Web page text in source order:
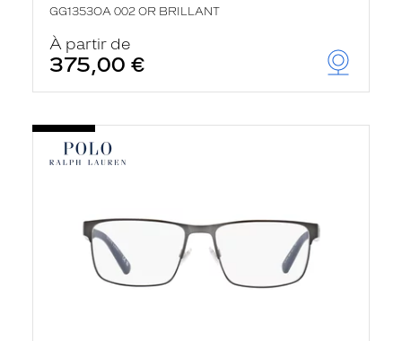
GG1353OA 002 OR BRILLANT
À partir de
375,00 €